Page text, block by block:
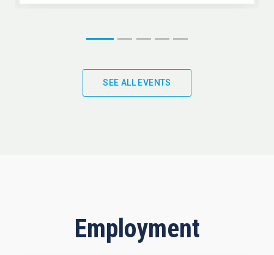
SEE ALL EVENTS
Employment